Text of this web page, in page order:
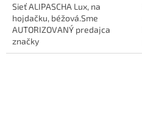
Sieť ALIPASCHA Lux, na
hojdačku, béžová.Sme
AUTORIZOVANÝ predajca
značky